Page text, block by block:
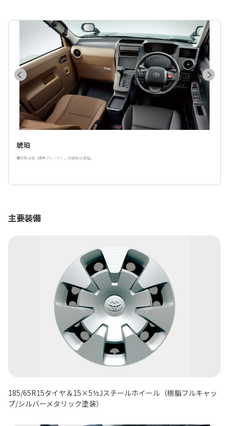
琥珀
■写真は和（標準グレード）。内装色は琥珀。
主要装備
185/65R15タイヤ＆15×5½Jスチールホイール（樹脂フルキャッ
プ/シルバーメタリック塗装）